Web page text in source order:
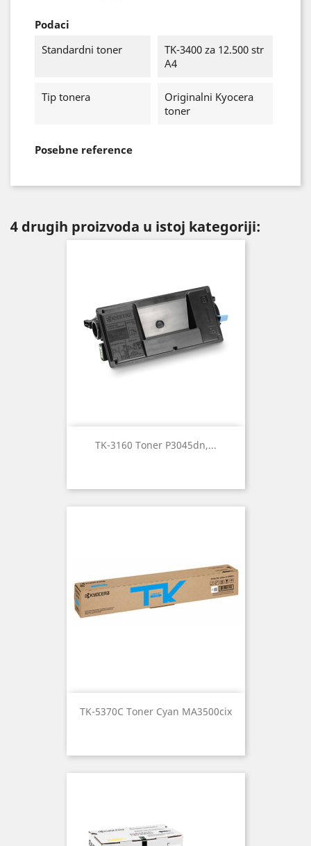
Podaci
Standardni toner
TK-3400 za 12.500 str
A4
Tip tonera
Originalni Kyocera
toner
Posebne reference
4 drugih proizvoda u istoj kategoriji:
TK-3160 Toner P3045dn,...
TK-5370C Toner Cyan MA3500cix